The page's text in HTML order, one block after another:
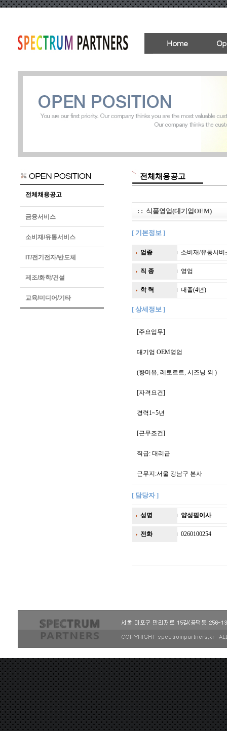
전체채용공고
금융서비스
소비재/유통서비스
IT/전기전자/반도체
제조/화학/건설
교육/미디어/기타
전체채용공고
: : 식품영업(대기업OEM)
[ 기본정보 ]
업종 소비재/유통서
직 종 영업
학 력 대졸(4년)
[ 상세정보 ]
[주요업무]
대기업 OEM영업
(향미유, 레토르트, 시즈닝 외 )
[자격요건]
경력1~5년
[근무조건]
직급: 대리급
근무지:서울 강남구 본사
[ 담당자 ]
성명 양성필이사
전화 0260100254